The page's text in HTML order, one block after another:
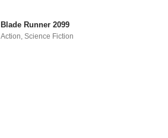
Blade Runner 2099
Action,Science Fiction